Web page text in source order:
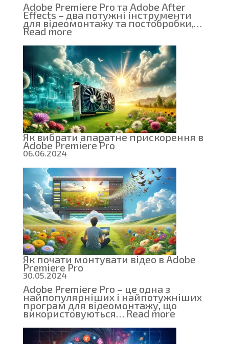
Adobe Premiere Pro та Adobe After
Effects – два потужні інструменти
для відеомонтажу та постобробки,…
Read more:
Adobe
Premiere
Pro
проти
Adobe
After
Effects:
Як
вибрати
відповідний
інструмент
для
монтажу
відео
Як вибрати апаратне прискорення в
Adobe Premiere Pro
06.06.2024
Як почати монтувати відео в Adobe
Premiere Pro
30.05.2024
Adobe Premiere Pro – це одна з
найпопулярніших і найпотужніших
програм для відеомонтажу, що
використовуються…Read more:
Як
почати